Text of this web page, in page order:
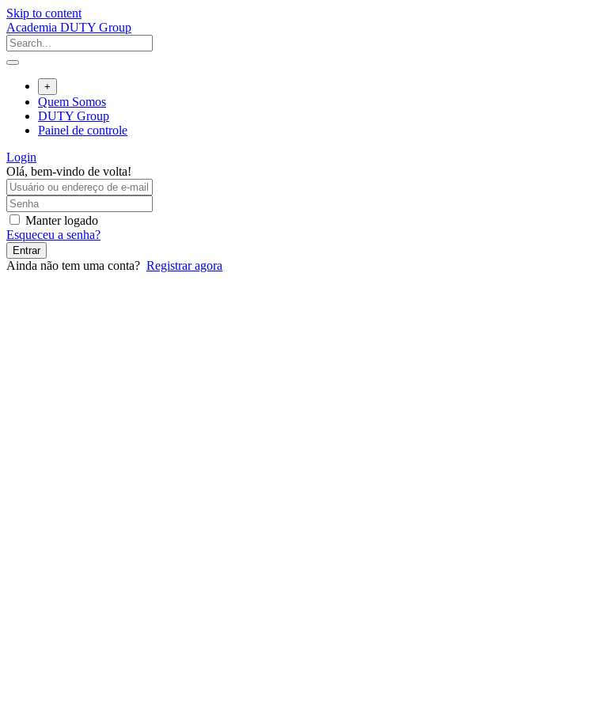
Skip to content
Academia DUTY Group
+
Quem Somos
DUTY Group
Painel de controle
Login
Olá, bem-vindo de volta!
Manter logado
Esqueceu a senha?
Entrar
Ainda não tem uma conta? Registrar agora